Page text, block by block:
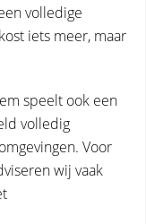
volledige
iets meer, maar
speelt ook een
volledig
Voor
wij vaak